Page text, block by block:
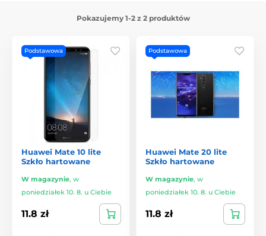
Pokazujemy 1-2 z 2 produktów
Podstawowa
Huawei Mate 10 lite
Szkło hartowane
W magazynie, w
poniedziałek 10. 8. u Ciebie
11.8 zł
Podstawowa
Huawei Mate 20 lite
Szkło hartowane
W magazynie, w
poniedziałek 10. 8. u Ciebie
11.8 zł